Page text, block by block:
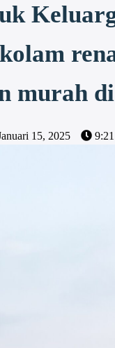
murah
15, 2025